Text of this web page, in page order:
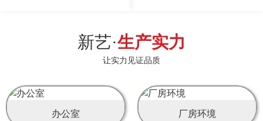
新艺·生产实力
让实力见证品质
办公室 厂房环境